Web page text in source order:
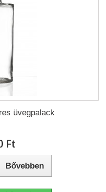
üvegpalack
Ft‎
Bővebben